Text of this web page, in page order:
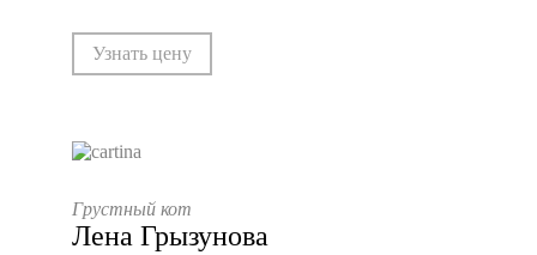
Узнать цену
Грустный кот
Лена Грызунова